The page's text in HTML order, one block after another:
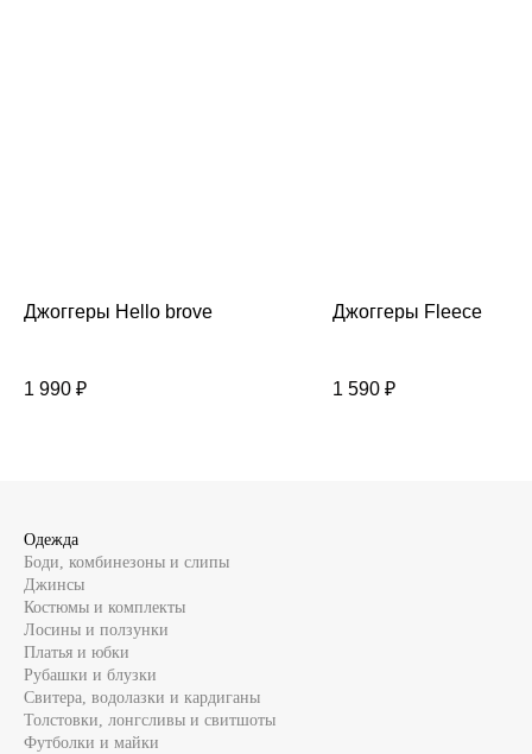
Джоггеры Hello brove
1 990 ₽
Джоггеры Fleece
1 590 ₽
Одежда
Боди, комбинезоны и слипы
Джинсы
Костюмы и комплекты
Лосины и ползунки
Платья и юбки
Рубашки и блузки
Свитера, водолазки и кардиганы
Толстовки, лонгсливы и свитшоты
Футболки и майки